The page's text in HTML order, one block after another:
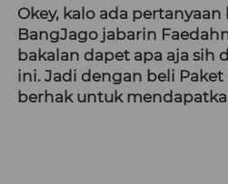
Okey, kalo ada
BangJago jabarin
bakalan dapet apa aja sih
ini. Jadi dengan beli Paket
berhak untuk